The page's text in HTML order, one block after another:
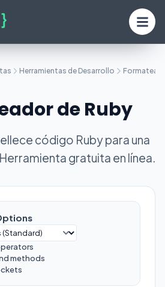
Herramientas de Desarrollo
de Ruby
código Ruby para una
gratuita en línea.
methods